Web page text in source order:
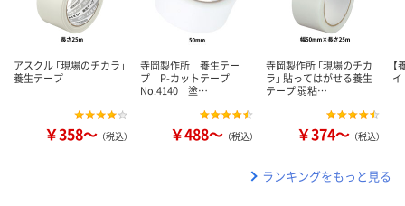
アスクル 「現場のチカラ」
養生テープ
￥358～ （税込）
寺岡製作所 養生テー
プ P-カットテープ
No.4140 塗…
￥488～ （税込）
寺岡製作所 「現場のチカ
ラ」 貼ってはがせる養生
テープ 弱粘…
￥374～ （税込）
ランキングをもっと見る